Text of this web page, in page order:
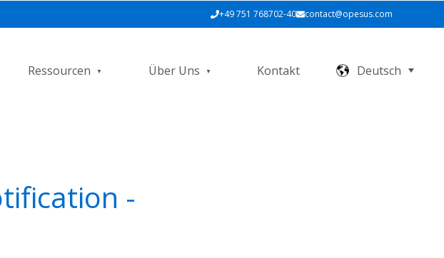
+49 751 768702-40 contact@opesus.com
Ressourcen Über Uns Kontakt Deutsch
-